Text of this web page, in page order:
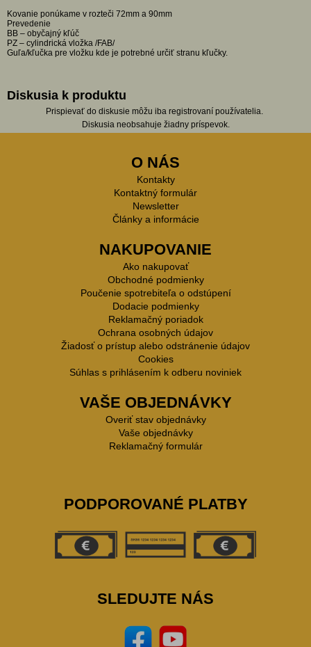
Kovanie ponúkame v rozteči 72mm a 90mm
Prevedenie
BB – obyčajný kľúč
PZ – cylindrická vložka /FAB/
Guľa/kľučka pre vložku kde je potrebné určiť stranu kľučky.
Diskusia k produktu
Prispievať do diskusie môžu iba registrovaní používatelia.
Diskusia neobsahuje žiadny príspevok.
O NÁS
Kontakty
Kontaktný formulár
Newsletter
Články a informácie
NAKUPOVANIE
Ako nakupovať
Obchodné podmienky
Poučenie spotrebiteľa o odstúpení
Dodacie podmienky
Reklamačný poriadok
Ochrana osobných údajov
Žiadosť o prístup alebo odstránenie údajov
Cookies
Súhlas s prihlásením k odberu noviniek
VAŠE OBJEDNÁVKY
Overiť stav objednávky
Vaše objednávky
Reklamačný formulár
PODPOROVANÉ PLATBY
SLEDUJTE NÁS